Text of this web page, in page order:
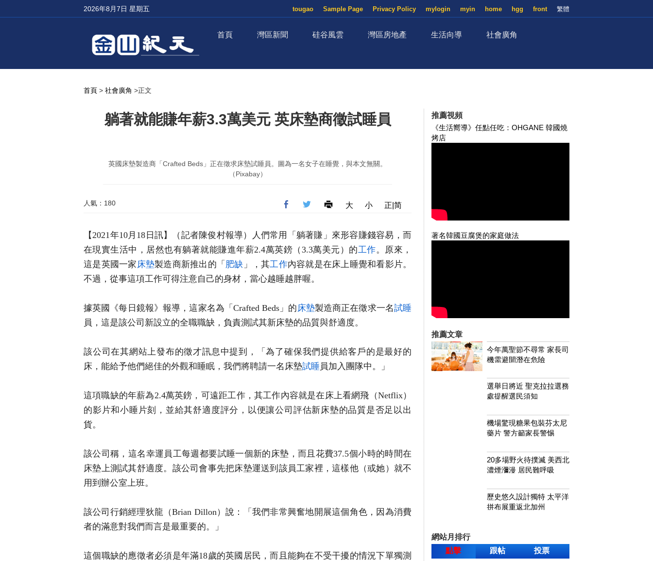
2026年8月7日 星期五 繁體
front
hgg
home
myin
mylogin
Privacy Policy
Sample Page
tougao
首頁 灣區新聞 硅谷風雲 灣區房地產 生活向導 社會廣角
首頁 > 社會廣角 >正文
躺著就能賺年薪3.3萬美元 英床墊商徵試睡員
英國床墊製造商「Crafted Beds」正在徵求床墊試睡員。圖為一名女子在睡覺，與本文無關。
（Pixabay）
人氣：180 大 小 正|简
【2021年10月18日訊】（記者陳俊村報導）人們常用「躺著賺」來形容賺錢容易，而
在現實生活中，居然也有躺著就能賺進年薪2.4萬英鎊（3.3萬美元）的工作。原來，
這是英國一家 床墊製造商新推出的「 肥缺 」，其工作內容就是在床上睡覺和看影片。
不過，從事這項工作可得注意自己的身材，當心越睡越胖喔。
據英國《每日鏡報》報導，這家名為「Crafted Beds」的 床墊製造商正在徵求一名試睡
員，這是該公司新設立的全職職缺，負責測試其新床墊的品質與舒適度。
該公司在其網站上發布的徵才訊息中提到，「為了確保我們提供給客戶的是最好的
床，能給予他們絕佳的外觀和睡眠，我們將聘請一名床墊試睡員加入團隊中。」
這項職缺的年薪為2.4萬英鎊，可遠距工作，其工作內容就是在床上看網飛（Netflix）
的影片和小睡片刻，並給其舒適度評分，以便讓公司評估新床墊的品質是否足以出
貨。
該公司稱，這名幸運員工每週都要試睡一個新的床墊，而且花費37.5個小時的時間在
床墊上測試其舒適度。該公司會事先把床墊運送到該員工家裡，這樣他（或她）就不
用到辦公室上班。
該公司行銷經理狄龍（Brian Dillon）說：「我們非常興奮地開展這個角色，因為消費
者的滿意對我們而言是最重要的。」
這個職缺的應徵者必須是年滿18歲的英國居民，而且能夠在不受干擾的情況下單獨測
推薦視頻
《生活嚮導》任點任吃：OHGANE 韓國燒
烤店
著名韓國豆腐煲的家庭做法
推薦文章
今年萬聖節不尋常 家長司
機需避開潛在危險
選舉日將近 聖克拉拉選務
處提醒選民須知
機場驚現糖果包裝芬太尼
藥片 警方籲家長警惕
20多場野火待撲滅 美西北
濃煙瀰漫 居民難呼吸
歷史悠久設計獨特 太平洋
拼布展重返北加州
網站月排行
點擊
跟帖 投票